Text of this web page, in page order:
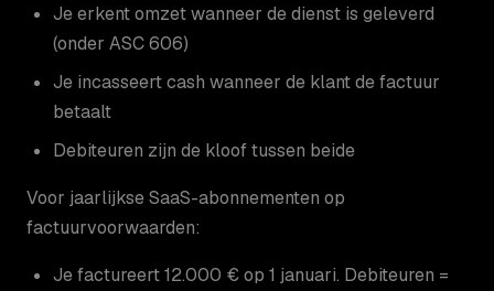
Je erkent omzet wanneer de dienst is geleverd
(onder ASC 606)
Je incasseert cash wanneer de klant de factuur
betaalt
Debiteuren zijn de kloof tussen beide
Voor jaarlijkse SaaS-abonnementen op
factuurvoorwaarden:
Je factureert 12.000 € op 1 januari. Debiteuren =